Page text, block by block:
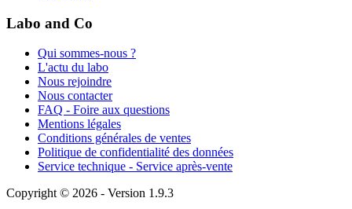
Labo and Co
Qui sommes-nous ?
L'actu du labo
Nous rejoindre
Nous contacter
FAQ - Foire aux questions
Mentions légales
Conditions générales de ventes
Politique de confidentialité des données
Service technique - Service après-vente
Copyright © 2026 - Version 1.9.3